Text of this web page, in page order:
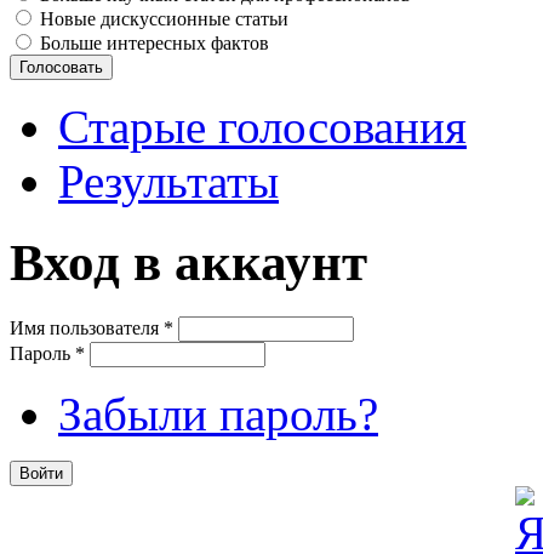
Новые дискуссионные статьи
Больше интересных фактов
Старые голосования
Результаты
Вход в аккаунт
Имя пользователя *
Пароль *
Забыли пароль?